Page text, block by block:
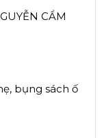
CẨM
bụng sách ố